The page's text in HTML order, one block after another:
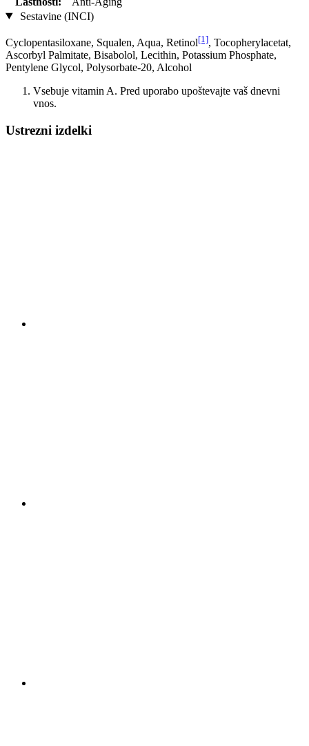
Sestavine (INCI)
Cyclopentasiloxane, Squalen, Aqua, Retinol[1], Tocopherylacetat,
Ascorbyl Palmitate, Bisabolol, Lecithin, Potassium Phosphate,
Pentylene Glycol, Polysorbate-20, Alcohol
Vsebuje vitamin A. Pred uporabo upoštevajte vaš dnevni
vnos.
Ustrezni izdelki